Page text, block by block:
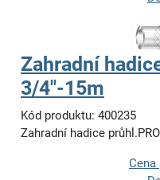
Zahradní
3/4"-15m
Kód produktu: 400235
Zahradní hadice